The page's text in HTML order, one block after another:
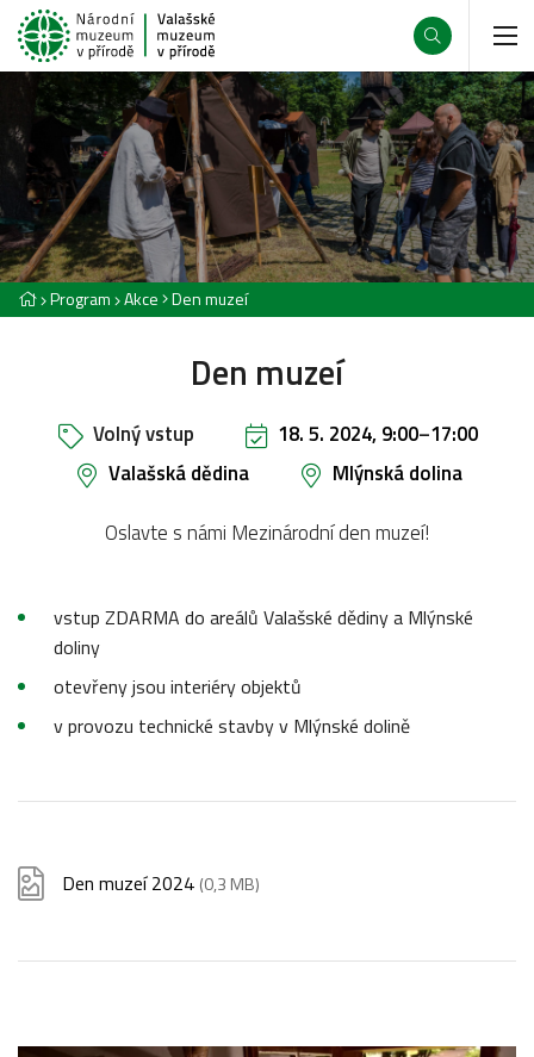
Program Akce Den muzeí
Den muzeí
Volný vstup 18. 5. 2024, 9:00–17:00
Valašská dědina
Mlýnská dolina
Oslavte s námi Mezinárodní den muzeí!
vstup ZDARMA do areálů Valašské dědiny a Mlýnské
doliny
otevřeny jsou interiéry objektů
v provozu technické stavby v Mlýnské dolině
Den muzeí 2024 (0,3 MB)